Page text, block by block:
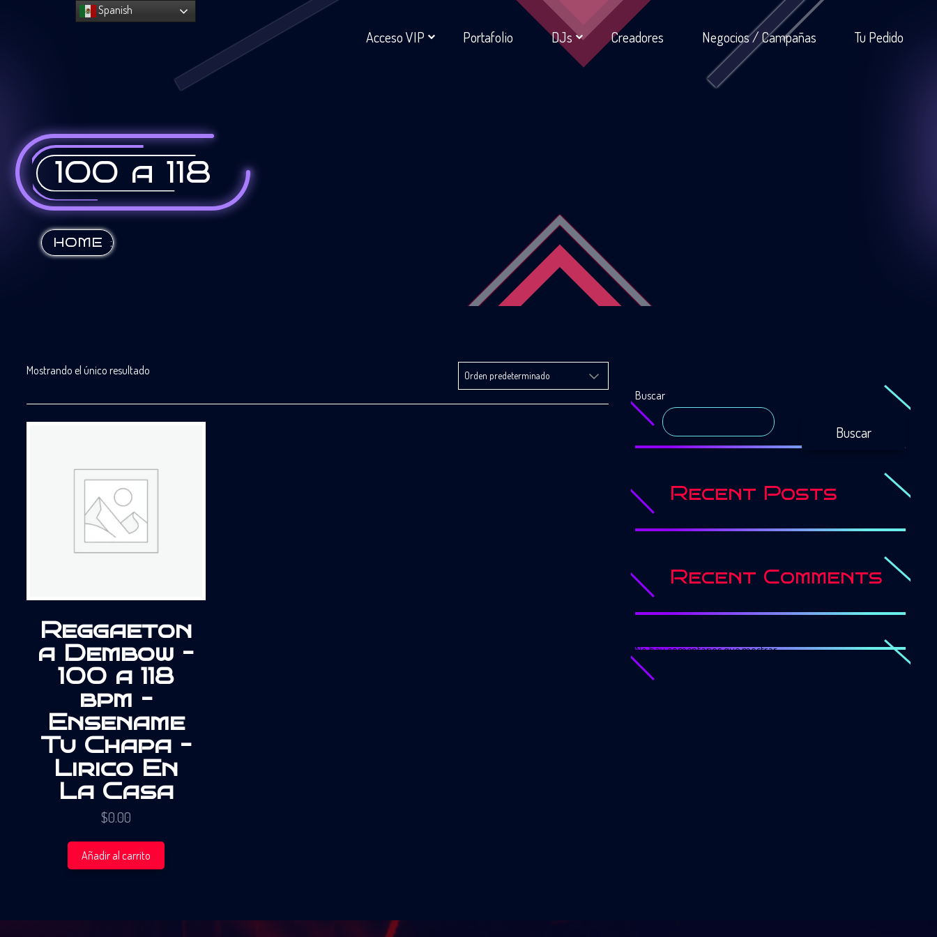
Acceso VIP Portafolio DJs Creadores Negocios / Campañas Tu Pedido
100 a 118
HOME :
Mostrando el único resultado
Reggaeton
a Dembow –
100 a 118
bpm –
Ensename
Tu Chapa –
Lirico En
La Casa
$0.00
Añadir al carrito
Buscar
Buscar
Recent Posts
Recent Comments
No hay comentarios que mostrar.
Spanish